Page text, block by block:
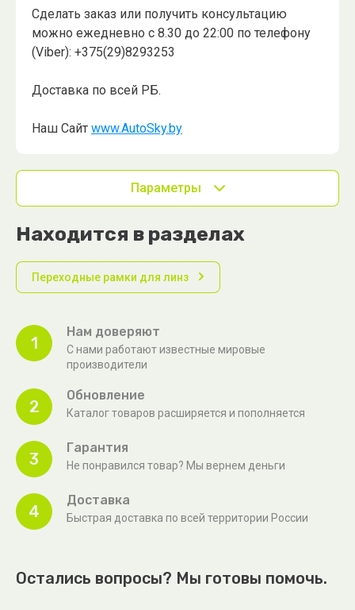
Сделать заказ или получить консультацию
можно ежедневно с 8.30 до 22:00 по телефону
(Viber): +375(29)8293253
Доставка по всей РБ.
Наш Сайт www.AutoSky.by
Параметры
Находится в разделах
Переходные рамки для линз
1
Нам доверяют
С нами работают известные мировые
производители
2
Обновление
Каталог товаров расширяется и пополняется
3
Гарантия
Не понравился товар? Мы вернем деньги
4
Доставка
Быстрая доставка по всей территории России
Остались вопросы? Мы готовы помочь.